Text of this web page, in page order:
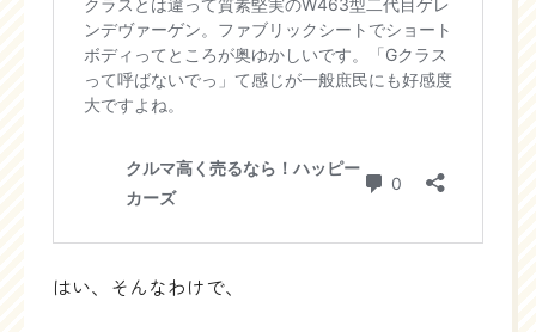
はい、そんなわけで、